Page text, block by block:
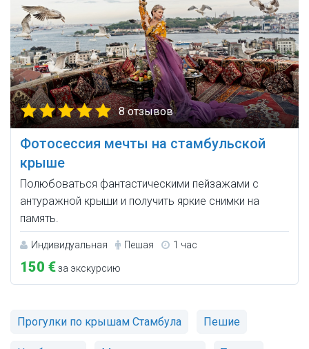
8 отзывов
Фотосессия мечты на стамбульской
крыше
Полюбоваться фантастическими пейзажами с
антуражной крыши и получить яркие снимки на
память.
Индивидуальная Пешая 1 час
150 €за экскурсию
Прогулки по крышам Стамбула Пешие